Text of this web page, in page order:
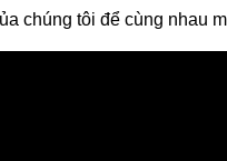
chúng tôi để cùng nhau